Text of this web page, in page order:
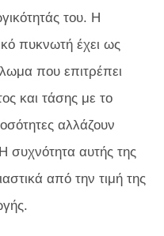
του. Η
πυκνωτή έχει ως
που επιτρέπει
και τάσης με το
αλλάζουν
συχνότητα αυτής της
από την τιμή της